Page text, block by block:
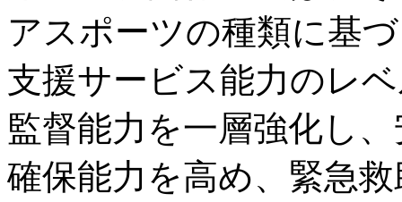
アスポーツの種類に基
支援サービス能力のレ
監督能力を一層強化し
確保能力を高め、緊急